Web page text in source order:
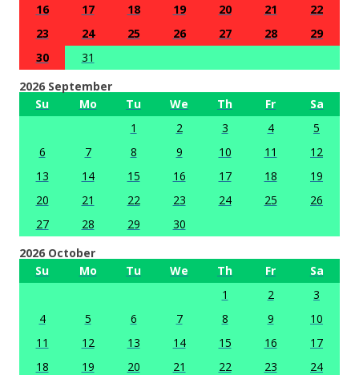
16
17 18 19 20 21
22
23
24 25 26 27 28
29
30
31
2026 September
Su
Mo Tu We Th Fr
Sa
1
2 3 4
5
6
7 8 9 10 11
12
13
14 15 16 17 18
19
20
21 22 23 24 25
26
27
28 29
30
2026 October
Su
Mo Tu We Th Fr
Sa
1
2
3
4
5 6 7 8 9
10
11
12 13 14 15 16
17
18
19 20 21 22 23
24